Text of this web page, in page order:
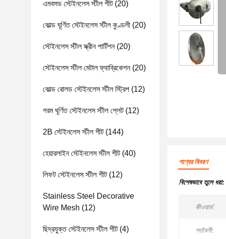
এমবসড স্টেইনলেস স্টীল শীট(20)
কোল্ড ঘূর্ণিত স্টেইনলেস স্টীল কুণ্ডলী (20)
স্টেইনলেস স্টীল স্ক্রীন পার্টিশন(20)
স্টেইনলেস স্টীল মেটাল ফ্যাব্রিকেশন(20)
কোল্ড রোলড স্টেইনলেস স্টীল স্ট্রিপ (12)
গরম ঘূর্ণিত স্টেইনলেস স্টীল প্লেট(12)
2B স্টেইনলেস স্টীল শীট(144)
হেয়ারলাইন স্টেইনলেস স্টীল শীট(40)
লিফট স্টেইনলেস স্টীল শীট(12)
Stainless Steel Decorative
Wire Mesh (12)
ছিদ্রযুক্ত স্টেইনলেস স্টীল শীট(4)
পণ্যের বিবরণ
বিশেষভাবে তুলে ধরা:
কীওয়ার্ড:
শর্তাবলী: